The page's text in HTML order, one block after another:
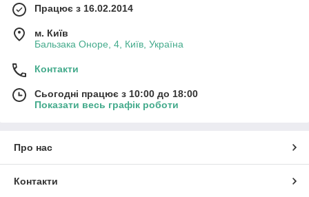
Працює з 16.02.2014
м. Київ
Бальзака Оноре, 4, Київ, Україна
Контакти
Сьогодні працює з 10:00 до 18:00
Показати весь графік роботи
Про нас
Контакти